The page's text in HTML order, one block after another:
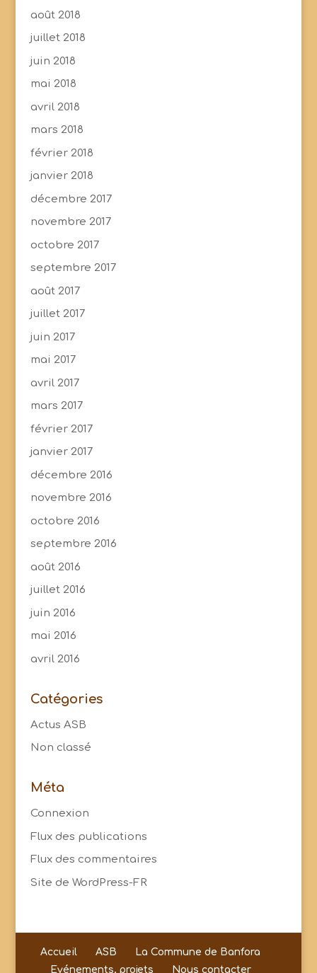
août 2018
juillet 2018
juin 2018
mai 2018
avril 2018
mars 2018
février 2018
janvier 2018
décembre 2017
novembre 2017
octobre 2017
septembre 2017
août 2017
juillet 2017
juin 2017
mai 2017
avril 2017
mars 2017
février 2017
janvier 2017
décembre 2016
novembre 2016
octobre 2016
septembre 2016
août 2016
juillet 2016
juin 2016
mai 2016
avril 2016
Catégories
Actus ASB
Non classé
Méta
Connexion
Flux des publications
Flux des commentaires
Site de WordPress-FR
Accueil ASB
La Commune de Banfora
Evénements, projets
Nous contacter